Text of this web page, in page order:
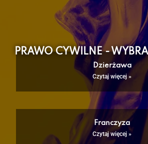
PRAWO CYWILNE -
Dzierżawa
Czytaj więcej »
Franczyza
Czytaj więcej »